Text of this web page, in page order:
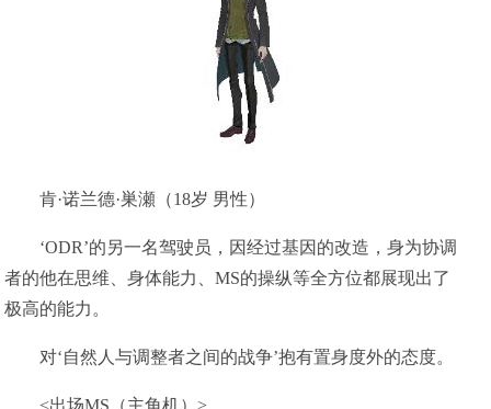
肯·诺兰德·巣瀬（18岁 男性）
‘ODR’的另一名驾驶员，因经过基因的改造，身为协调
者的他在思维、身体能力、MS的操纵等全方位都展现出了
极高的能力。
对‘自然人与调整者之间的战争’抱有置身度外的态度。
<出场MS（主角机）>